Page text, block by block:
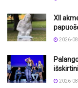
XII
2026-
2026-